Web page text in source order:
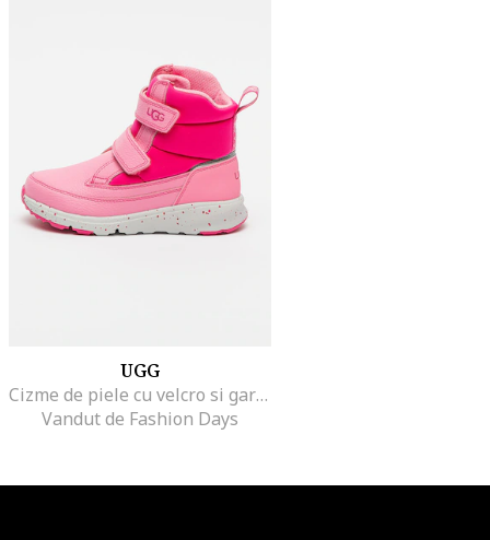
UGG
Cizme de piele cu velcro si garnituri de material textil si material sintetic, Fucsia/Roz
Vandut de Fashion Days